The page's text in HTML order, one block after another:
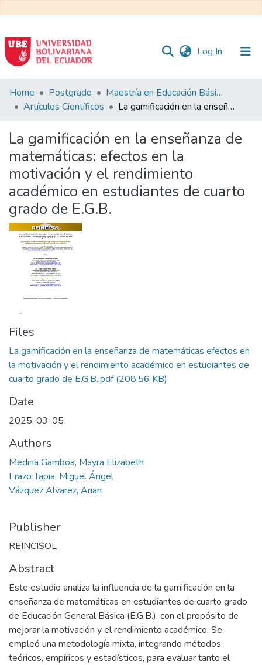
Log In (current)
Communities
&
All of DSpace
Statistics
Home Postgrado
Maestría en Educación Básica
Artículos Científicos
La gamificación en la enseñanza de matemáticas: efectos en la motivación y el rendimiento académico en estudiantes de cuarto grado de E.G.B.
La gamificación en la enseñanza de
matemáticas: efectos en la
motivación y el rendimiento
académico en estudiantes de cuarto
grado de E.G.B.
Files
La gamificación en la enseñanza de matemáticas efectos en
la motivación y el rendimiento académico en estudiantes de
cuarto grado de E.G.B..pdf(208.56 KB)
Date
2025-03-05
Authors
Medina Gamboa, Mayra Elizabeth
Erazo Tapia, Miguel Ángel
Vázquez Alvarez, Arian
Publisher
REINCISOL
Abstract
Este estudio analiza la influencia de la gamificación en la
enseñanza de matemáticas en estudiantes de cuarto grado
de Educación General Básica (E.G.B.), con el propósito de
mejorar la motivación y el rendimiento académico. Se
empleó una metodología mixta, integrando métodos
teóricos, empíricos y estadísticos, para evaluar tanto el